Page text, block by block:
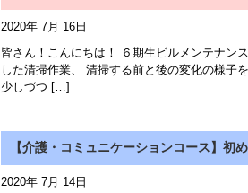
2020年 7月 16日
皆さん！こんにちは！ ６期生ビルメンテナン
した清掃作業、 清掃する前と後の変化の様子
少しづつ […]
【介護・コミュニケーションコース】初
2020年 7月 14日